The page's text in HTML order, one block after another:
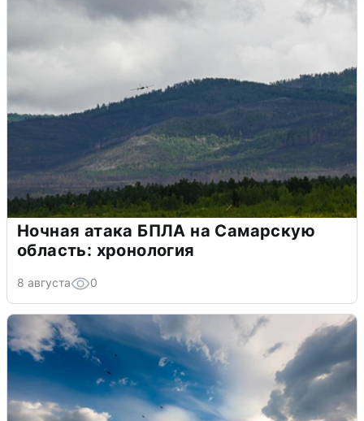
Ночная атака БПЛА на Самарскую
область: хронология
8 августа 0